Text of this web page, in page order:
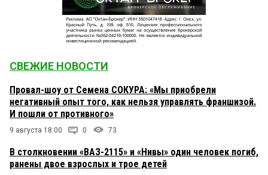
СВЕЖИЕ НОВОСТИ
Провал-шоу от Семена СОКУРА: «Мы приобрели
негативный опыт того, как нельзя управлять франшизой.
И пошли от противного»
9 августа 18:00 0 73
В столкновении «ВАЗ-2115» и «Нивы» один человек погиб,
ранены двое взрослых и трое детей